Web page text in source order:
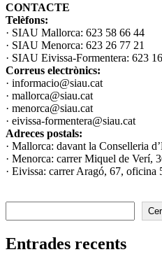
CONTACTE
Telèfons:
· SIAU Mallorca: 623 58 66 44
· SIAU Menorca: 623 26 77 21
· SIAU Eivissa-Formentera: 623
Correus electrònics:
· informacio@siau.cat
· mallorca@siau.cat
· menorca@siau.cat
· eivissa-formentera@siau.cat
Adreces postals:
· Mallorca: davant la Conselleria
· Menorca: carrer Miquel de Verí,
· Eivissa: carrer Aragó, 67, oficina
Entrades recents